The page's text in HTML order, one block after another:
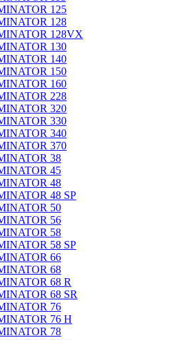
125
128
128VX
130
140
150
160
228
320
330
340
370
38
45
48
48 SP
50
56
58
58 SP
66
68
68 R
68 SR
76
76 H
78